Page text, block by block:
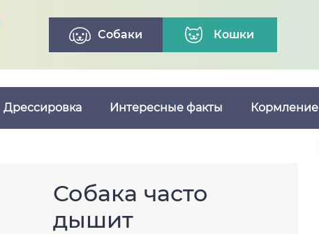
Собаки Кошки
Дрессировка Интересные факты Кормление
Собака часто
дышит